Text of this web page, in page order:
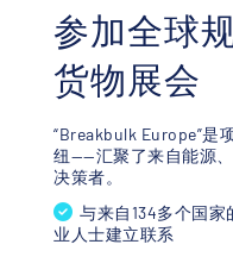
参加全球
货物展会
“Breakbulk Europe”是
纽——汇聚了来自能源
决策者。
与来自134多个国
业人士建立联系